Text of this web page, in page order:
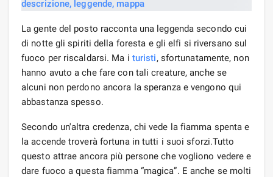
La gente del posto racconta una leggenda secondo cui
di notte gli spiriti della foresta e gli elfi si riversano sul
fuoco per riscaldarsi. Ma i turisti, sfortunatamente, non
hanno avuto a che fare con tali creature, anche se
alcuni non perdono ancora la speranza e vengono qui
abbastanza spesso.
Secondo un'altra credenza, chi vede la fiamma spenta e
la accende troverà fortuna in tutti i suoi sforzi.Tutto
questo attrae ancora più persone che vogliono vedere e
dare fuoco a questa fiamma “magica”. E anche se molti